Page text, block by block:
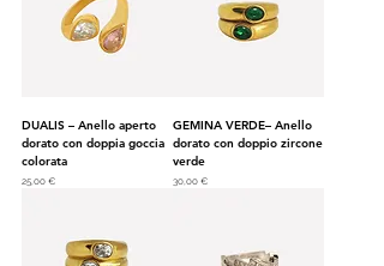
DUALIS – Anello aperto
dorato con doppia goccia
colorata
Prezzo
25,00 €
GEMINA VERDE– Anello
dorato con doppio zircone
verde
Prezzo
30,00 €